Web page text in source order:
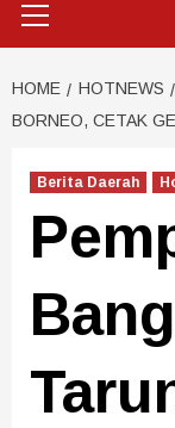
HOME HOTNEWS
BORNEO, CETAK
Berita Daerah